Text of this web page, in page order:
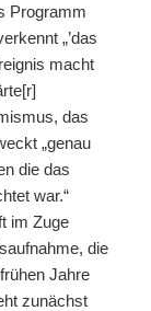
Programm
„’das
macht
das
„genau
die das
war.“
im Zuge
die
Jahre
zunächst